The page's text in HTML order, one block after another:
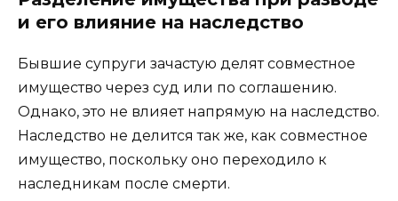
и его влияние на наследство
Бывшие супруги зачастую делят совместное
имущество через суд или по соглашению.
Однако, это не влияет напрямую на наследство.
Наследство не делится так же, как совместное
имущество, поскольку оно переходило к
наследникам после смерти.